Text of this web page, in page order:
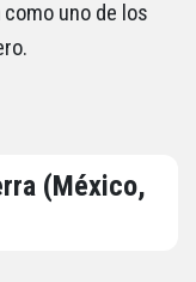
como uno de los
(México,